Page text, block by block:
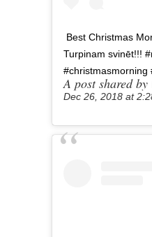
Best Christmas
Turpinam svinēt!!!
#christmasmorning
A post shared by
Dec 26, 2018 at